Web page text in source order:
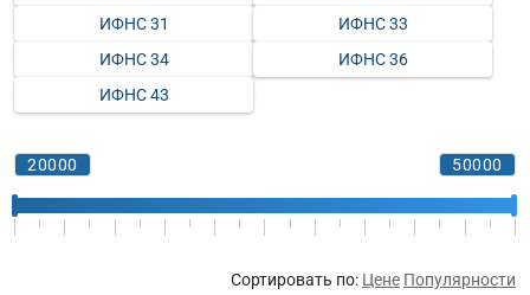
ИФНС 31
ИФНС 33
ИФНС 34
ИФНС 36
ИФНС 43
Сортировать по: Цене Популярности